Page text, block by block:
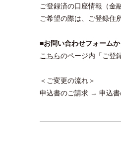
ご登録済の口座情報（金
ご希望の際は、ご登録住
■お問い合わせフォーム
こちらのページ内「ご登
＜ご変更の流れ＞
申込書のご請求 → 申込